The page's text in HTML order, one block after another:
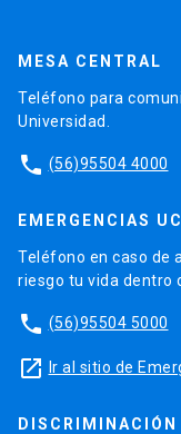
MESA CENTRAL
Teléfono para
Universidad.
phone (56)95504 4000
EMERGENCIAS UC
Teléfono en caso de
riesgo tu vida dentro
phone (56)95504 5000
launch Ir al sitio de